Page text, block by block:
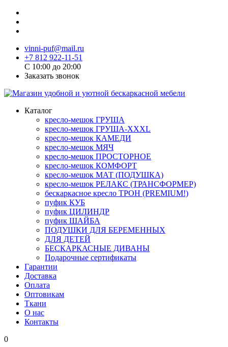
vinni-puf@mail.ru
+7 812 922-11-51
C 10:00 до 20:00
Заказать звонок
Каталог
кресло-мешок ГРУША
кресло-мешок ГРУША-XXXL
кресло-мешок КАМЕДИ
кресло-мешок МЯЧ
кресло-мешок ПРОСТОРНОЕ
кресло-мешок КОМФОРТ
кресло-мешок МАТ (ПОДУШКА)
кресло-мешок РЕЛАКС (ТРАНСФОРМЕР)
бескаркасное кресло ТРОН (PREMIUM!)
пуфик КУБ
пуфик ЦИЛИНДР
пуфик ШАЙБА
ПОДУШКИ ДЛЯ БЕРЕМЕННЫХ
ДЛЯ ДЕТЕЙ
БЕСКАРКАСНЫЕ ДИВАНЫ
Подарочные сертификаты
Гарантии
Доставка
Оплата
Оптовикам
Ткани
О нас
Контакты
0